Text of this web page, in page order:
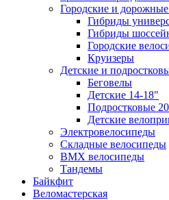
Городские и
Гибриды
Гибриды
Городские
Круизеры
Детские и
Беговелы
Детские 14-18"
Подростковые
Детские
Электровелосипеды
Складные велосипеды
BMX велосипеды
Тандемы
Байкфит
Веломастерская